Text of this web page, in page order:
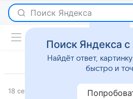
Поиск Яндекса
18 сентября 2017 Светская жизнь
Поиск Яндекса с
Найдёт ответ,
быстро и